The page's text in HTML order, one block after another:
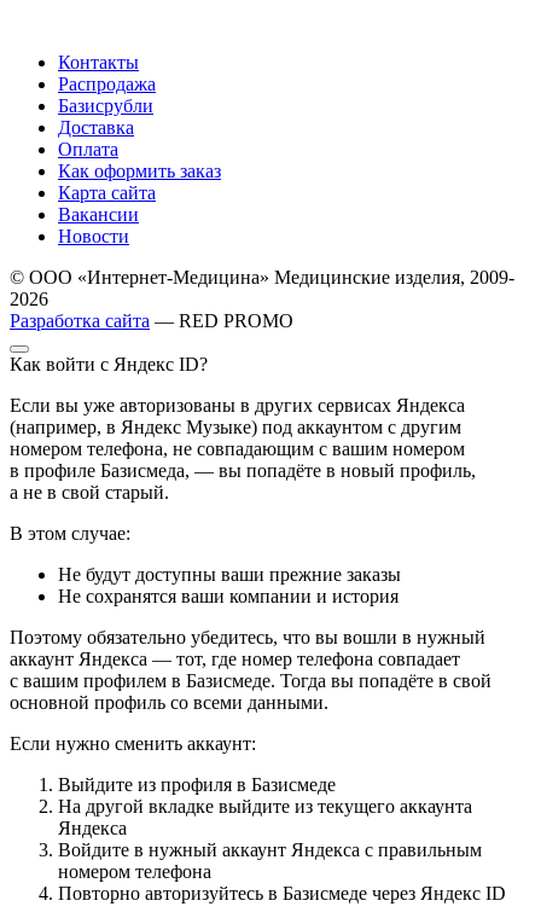
Контакты
Распродажа
Базисрубли
Доставка
Оплата
Как оформить заказ
Карта сайта
Вакансии
Новости
© ООО «Интернет-Медицина» Медицинские изделия, 2009-
2026
Разработка сайта — RED PROMO
Как войти с Яндекс ID?
Если вы уже авторизованы в других сервисах Яндекса
(например, в Яндекс Музыке) под аккаунтом с другим
номером телефона, не совпадающим с вашим номером
в профиле Базисмеда, — вы попадёте в новый профиль,
а не в свой старый.
В этом случае:
Не будут доступны ваши прежние заказы
Не сохранятся ваши компании и история
Поэтому обязательно убедитесь, что вы вошли в нужный
аккаунт Яндекса — тот, где номер телефона совпадает
с вашим профилем в Базисмеде. Тогда вы попадёте в свой
основной профиль со всеми данными.
Если нужно сменить аккаунт:
Выйдите из профиля в Базисмеде
На другой вкладке выйдите из текущего аккаунта
Яндекса
Войдите в нужный аккаунт Яндекса с правильным
номером телефона
Повторно авторизуйтесь в Базисмеде через Яндекс ID